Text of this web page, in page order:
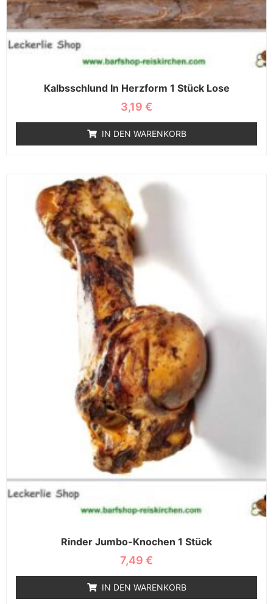
Kalbsschlund In Herzform 1 Stück Lose
3,19 €
IN DEN WARENKORB
Rinder Jumbo-Knochen 1 Stück
7,49 €
IN DEN WARENKORB